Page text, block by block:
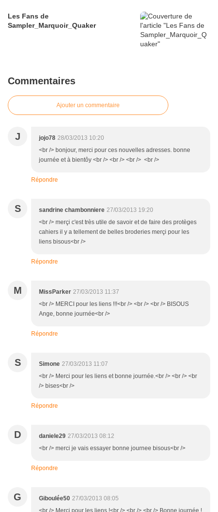
Les Fans de
Sampler_Marquoir_Quaker
Commentaires
Ajouter un commentaire
J jojo78 28/03/2013 10:20
<br /> bonjour, merci pour ces nouvelles adresses. bonne
journée et à bientôy <br /> <br /> <br /> <br />
Répondre
S sandrine chambonniere 27/03/2013 19:20
<br /> merçi c'est très utile de savoir et de faire des protèges
cahiers il y a tellement de belles broderies merçi pour les
liens bisous<br />
Répondre
M MissParker 27/03/2013 11:37
<br /> MERCI pour les liens !!!<br /> <br /> <br /> BISOUS
Ange, bonne journée<br />
Répondre
S Simone 27/03/2013 11:07
<br /> Merci pour les liens et bonne journée.<br /> <br /> <br
/> bises<br />
Répondre
D daniele29 27/03/2013 08:12
<br /> merci je vais essayer bonne journee bisous<br />
Répondre
G Giboulée50 27/03/2013 08:05
<br /> Merci pour les liens !<br /> <br /> <br /> Bonne journée !